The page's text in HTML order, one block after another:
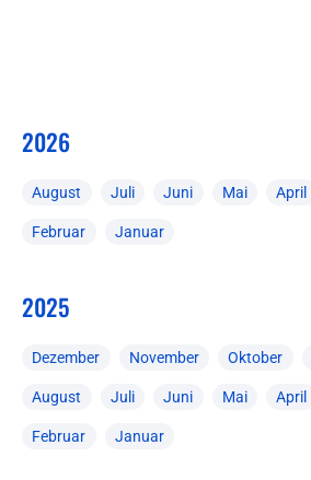
2026
August Juli Juni Mai April
Februar Januar
2025
Dezember November Oktober
August Juli Juni Mai April
Februar Januar